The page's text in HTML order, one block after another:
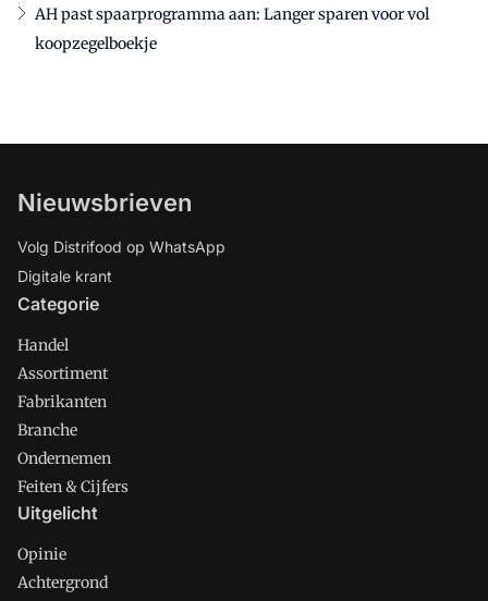
AH past spaarprogramma aan: Langer sparen voor vol
koopzegelboekje
Nieuwsbrieven
Volg Distrifood op WhatsApp
Digitale krant
Categorie
Handel
Assortiment
Fabrikanten
Branche
Ondernemen
Feiten & Cijfers
Uitgelicht
Opinie
Achtergrond